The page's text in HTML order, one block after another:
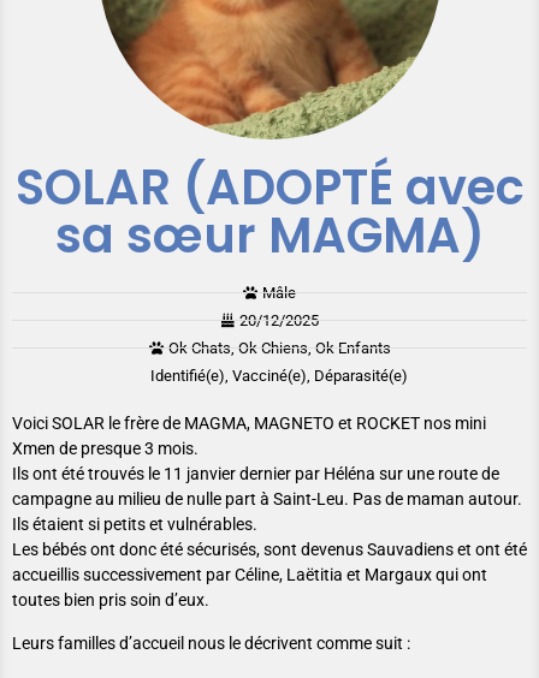
SOLAR (ADOPTÉ avec
sa sœur MAGMA)
Mâle
20/12/2025
Ok Chats, Ok Chiens, Ok Enfants
Identifié(e), Vacciné(e), Déparasité(e)
Voici SOLAR le frère de MAGMA, MAGNETO et ROCKET nos mini
Xmen de presque 3 mois.
Ils ont été trouvés le 11 janvier dernier par Héléna sur une route de
campagne au milieu de nulle part à Saint-Leu. Pas de maman autour.
Ils étaient si petits et vulnérables.
Les bébés ont donc été sécurisés, sont devenus Sauvadiens et ont été
accueillis successivement par Céline, Laëtitia et Margaux qui ont
toutes bien pris soin d’eux.
Leurs familles d’accueil nous le décrivent comme suit :